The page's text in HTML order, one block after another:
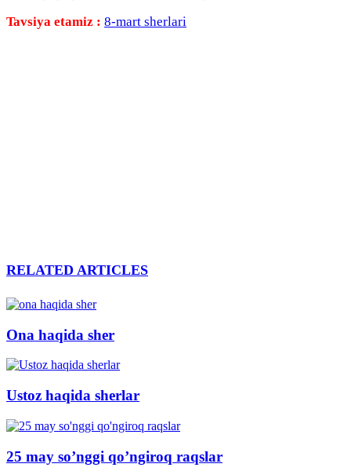
Tavsiya etamiz : 8-mart sherlari
RELATED ARTICLES
Ona haqida sher
Ustoz haqida sherlar
25 may so’nggi qo’ngiroq raqslar